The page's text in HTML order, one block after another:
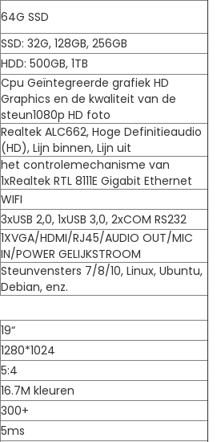
64G SSD
SSD: 32G, 128GB, 256GB
HDD: 500GB, 1TB
Cpu Geïntegreerde grafiek HD
Graphics en de kwaliteit van de
steun1080p HD foto
Realtek ALC662, Hoge Definitieaudio
(HD), Lijn binnen, Lijn uit
het controlemechanisme van
1xRealtek RTL 8111E Gigabit Ethernet
WIFI
3xUSB 2,0, 1xUSB 3,0, 2xCOM RS232
1XVGA/HDMI/RJ45/AUDIO OUT/MIC
IN/POWER GELIJKSTROOM
Steunvensters 7/8/10, Linux, Ubuntu,
Debian, enz.
19“
1280*1024
5:4
16.7M kleuren
300+
5ms